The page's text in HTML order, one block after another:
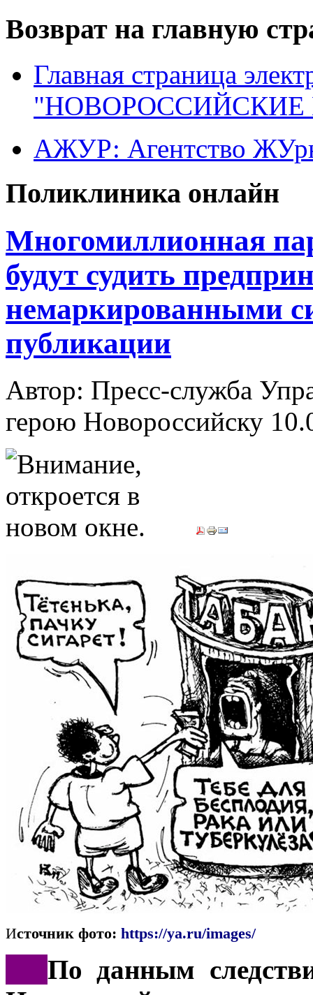
Возврат на главную
Главная страница
"НОВОРОССИЙСКИЕ
АЖУР: Агентство
Поликлиника онлайн
Многомиллионная
будут судить
немаркированными
публикации
Автор: Пресс-служба
герою Новороссийску
Источник фото: https://ya.ru/images/
По данным